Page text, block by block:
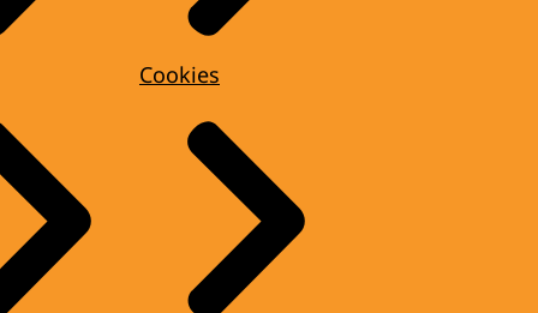
Cookies